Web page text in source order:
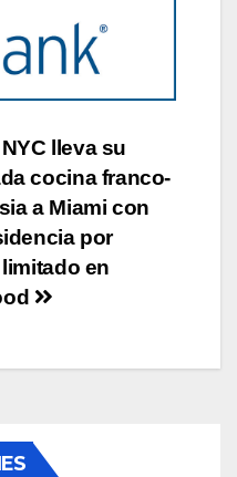
lleva su
cocina franco-
a Miami con
por
en